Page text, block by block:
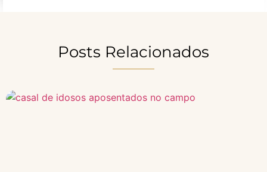
Posts Relacionados